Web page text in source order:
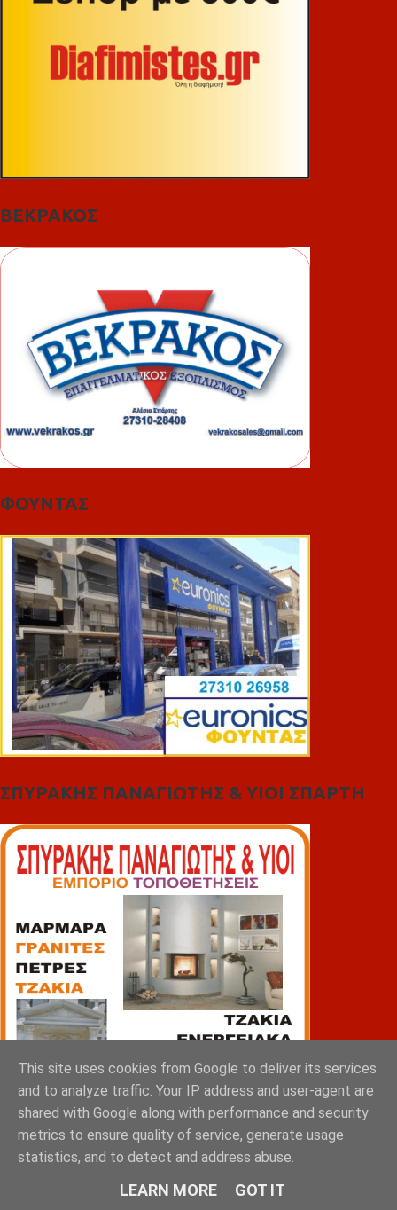
ΒΕΚΡΑΚΟΣ
ΦΟΥΝΤΑΣ
ΣΠΥΡΑΚΗΣ ΠΑΝΑΓΙΩΤΗΣ & YIOI ΣΠΑΡΤΗ
This site uses cookies from Google to deliver its services
and to analyze traffic. Your IP address and user-agent are
shared with Google along with performance and security
metrics to ensure quality of service, generate usage
statistics, and to detect and address abuse.
LEARN MORE GOT IT